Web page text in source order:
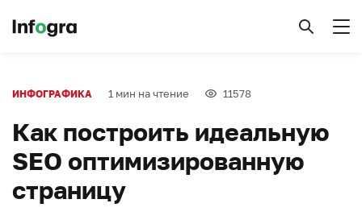
ИНФОГРАФИКА 1 мин на чтение 11578
Как построить идеальную
SEO оптимизированную
страницу